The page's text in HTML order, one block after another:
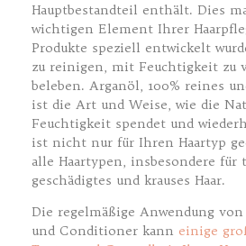
Hauptbestandteil enthält. Dies
wichtigen Element Ihrer
Produkte speziell entwickelt
zu reinigen, mit Feuchtigkeit zu
beleben. Arganöl, 100% reines
ist die Art und Weise, wie die
Feuchtigkeit spendet und
ist nicht nur für Ihren Haartyp
alle Haartypen, insbesondere für
geschädigtes und krauses Haar.
Die regelmäßige Anwendung
und Conditioner kann einige